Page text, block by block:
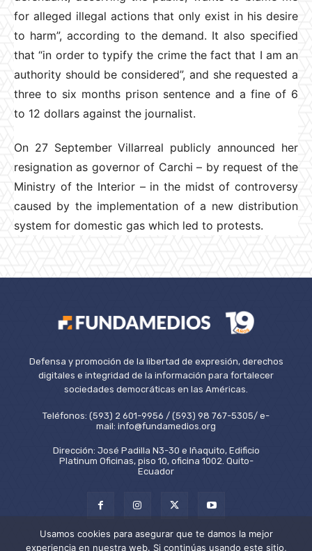
for alleged illegal actions that only exist in his desire
to harm”, according to the demand. It also specified
that “in order to typify the crime the fact that I am an
authority should be considered”, and she requested a
three to six months prison sentence and a fine of 6
to 12 dollars against the journalist.
On 27 September Villarreal publicly announced her
resignation as governor of Carchi – by request of the
Ministry of the Interior – in the midst of controversy
caused by the implementation of a new distribution
system for domestic gas which led to protests.
Defensa y promoción de la libertad de expresión, derechos
digitales e integridad de la información para fortalecer
sociedades democráticas en las Américas.
Teléfonos: (593) 2 601-9956 / (593) 98 767-5305/ e-
mail: info@fundamedios.org
Dirección: José Padilla N3-30 e Iñaquito, Edificio
Platinum Oficinas, piso 10, oficina 1002. Quito-
Ecuador
Usamos cookies para asegurar que te damos la mejor
experiencia en nuestra web. Si continúas usando este sitio,